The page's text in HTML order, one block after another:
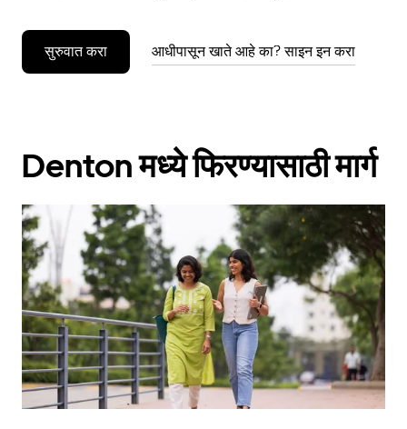
सुरुवात करा आधीपासून खाते आहे का? साइन इन करा
Denton मध्ये फिरण्यासाठी मार्ग